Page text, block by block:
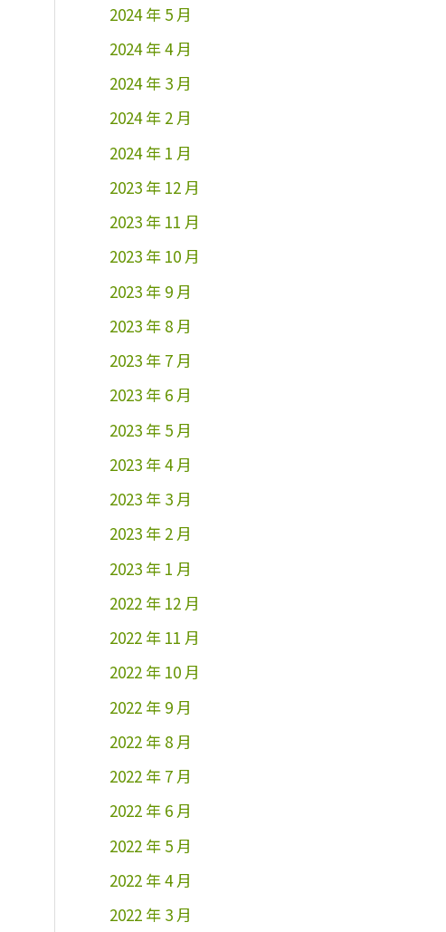
2024 年 5 月
2024 年 4 月
2024 年 3 月
2024 年 2 月
2024 年 1 月
2023 年 12 月
2023 年 11 月
2023 年 10 月
2023 年 9 月
2023 年 8 月
2023 年 7 月
2023 年 6 月
2023 年 5 月
2023 年 4 月
2023 年 3 月
2023 年 2 月
2023 年 1 月
2022 年 12 月
2022 年 11 月
2022 年 10 月
2022 年 9 月
2022 年 8 月
2022 年 7 月
2022 年 6 月
2022 年 5 月
2022 年 4 月
2022 年 3 月